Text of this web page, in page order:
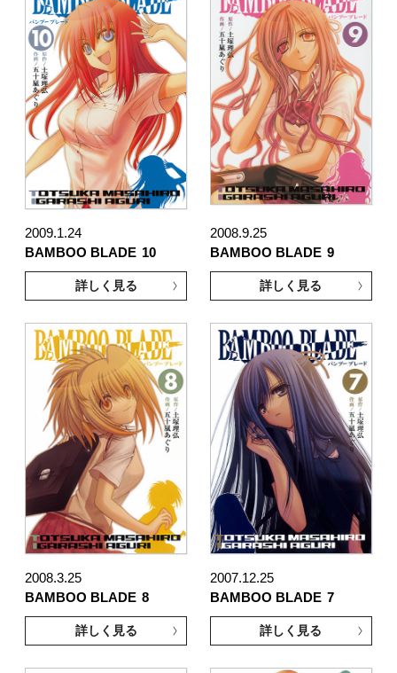
2009.1.24
BAMBOO BLADE 10
詳しく見る
2008.9.25
BAMBOO BLADE 9
詳しく見る
2008.3.25
BAMBOO BLADE 8
詳しく見る
2007.12.25
BAMBOO BLADE 7
詳しく見る